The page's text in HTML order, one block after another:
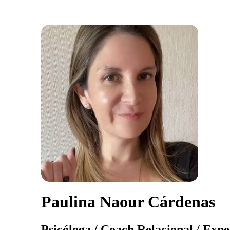
Paulina Naour Cárdenas